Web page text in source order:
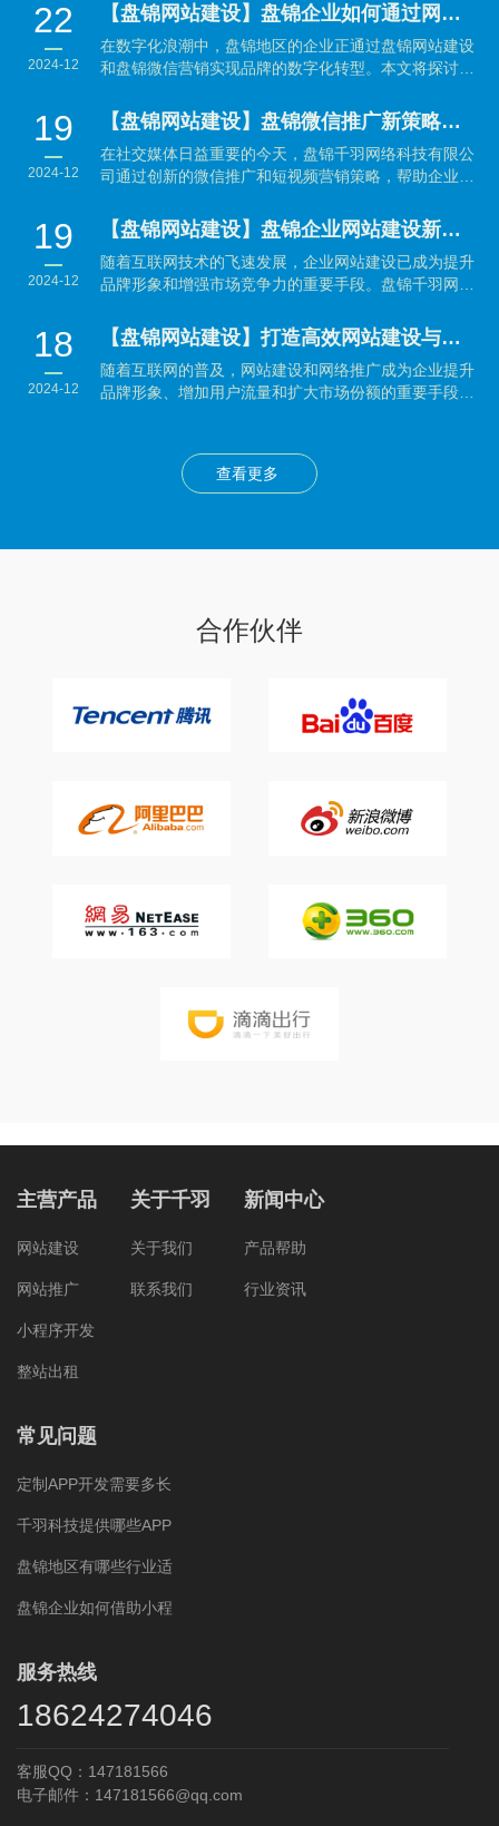
22
2024-12
【盘锦网站建设】盘锦企业如何通过网站建设与微信营销实现数字化转型？
在数字化浪潮中，盘锦地区的企业正通过盘锦网站建设
和盘锦微信营销实现品牌的数字化转型。本文将探讨如
19
2024-12
【盘锦网站建设】盘锦微信推广新策略：结合短视频营销引爆品牌传播
在社交媒体日益重要的今天，盘锦千羽网络科技有限公
司通过创新的微信推广和短视频营销策略，帮助企业有
19
2024-12
【盘锦网站建设】盘锦企业网站建设新趋势：提升品牌形象与用户体验并重
随着互联网技术的飞速发展，企业网站建设已成为提升
品牌形象和增强市场竞争力的重要手段。盘锦千羽网络
18
2024-12
【盘锦网站建设】打造高效网站建设与网络推广策略：企业制胜数字时代的秘籍
随着互联网的普及，网站建设和网络推广成为企业提升
品牌形象、增加用户流量和扩大市场份额的重要手段。
查看更多
合作伙伴
主营产品
网站建设
网站推广
小程序开发
整站出租
关于千羽
关于我们
联系我们
新闻中心
产品帮助
行业资讯
常见问题
定制APP开发需要多长
千羽科技提供哪些APP
盘锦地区有哪些行业适
盘锦企业如何借助小程
服务热线
18624274046
客服QQ：147181566
电子邮件：147181566@qq.com